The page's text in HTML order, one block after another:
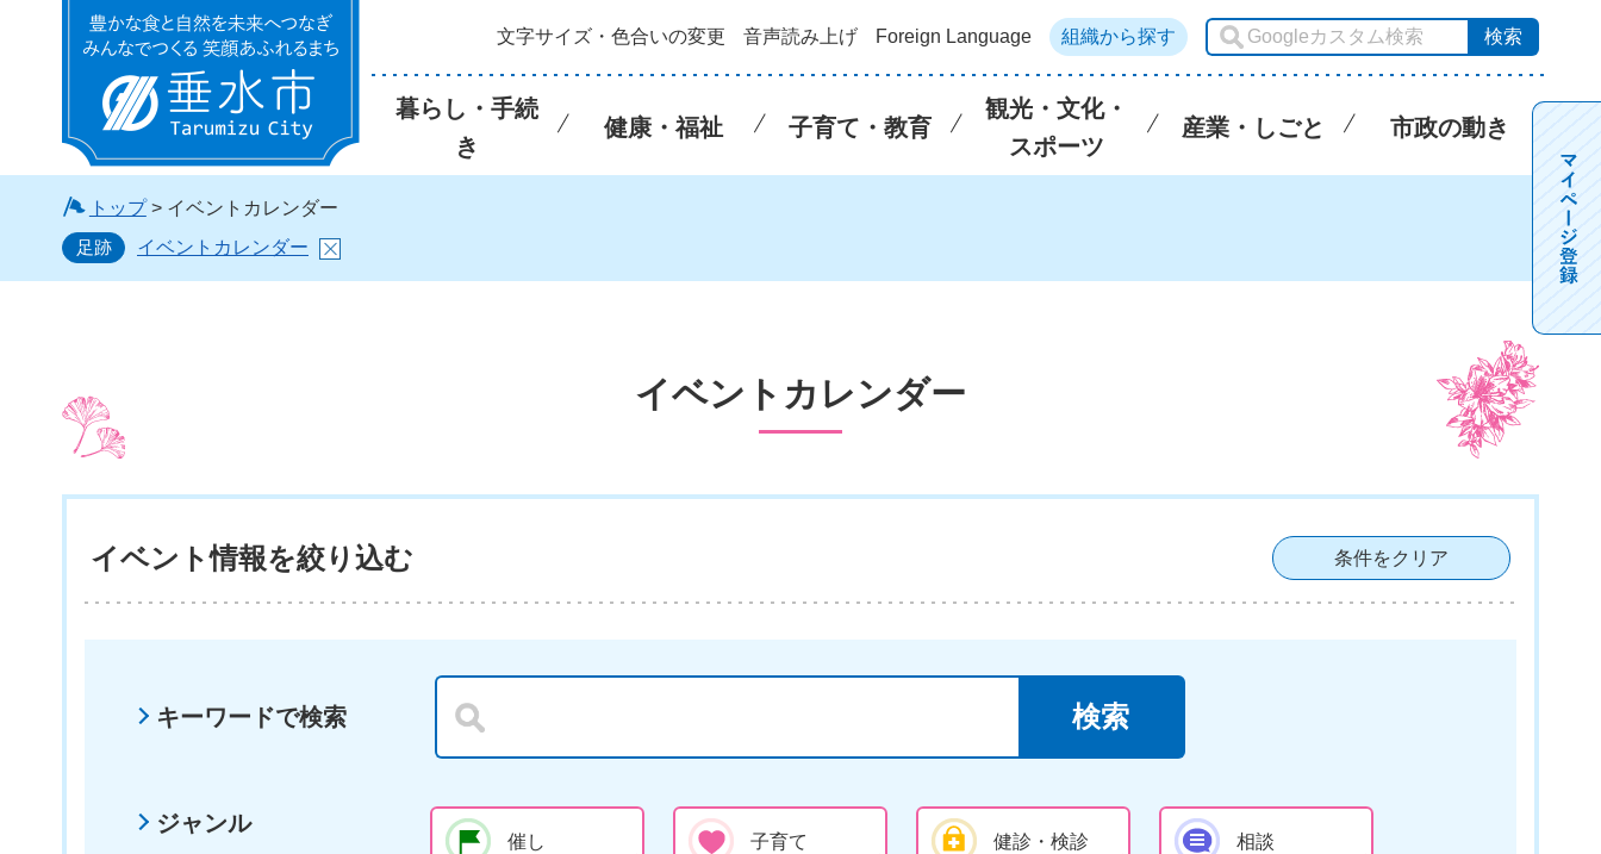
垂水市 文字サイズ・色合いの変更 音声読み上げ Foreign Language 組織から探す
暮らし・手続
き
健康・福祉 子育て・教育
観光・文化・
スポーツ
産業・しごと 市政の動き
トップ> イベントカレンダー
足跡
イベントカレンダー
イベントカレンダー
イベント情報を絞り込む 条件をクリア
キーワードで検索
ジャンル
催し 子育て 健診・検診 相談